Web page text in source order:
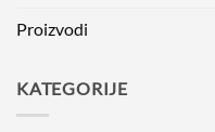
Proizvodi
KATEGORIJE